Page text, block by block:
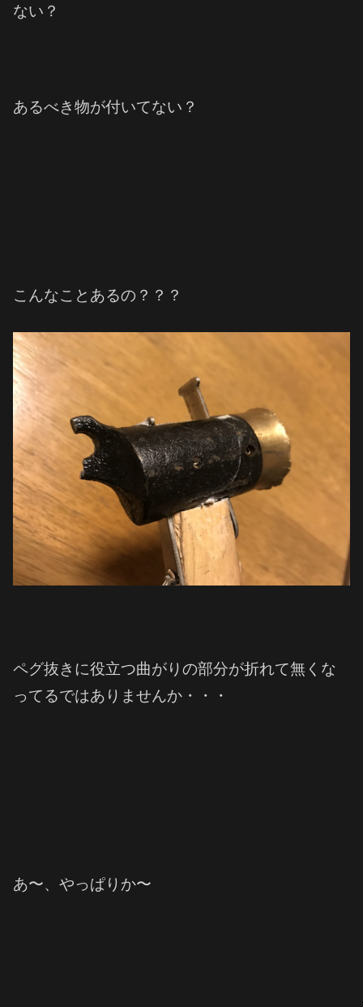
ない？
あるべき物が付いてない？
こんなことあるの？？？
ペグ抜きに役立つ曲がりの部分が折れて無くな
ってるではありませんか・・・
あ〜、やっぱりか〜